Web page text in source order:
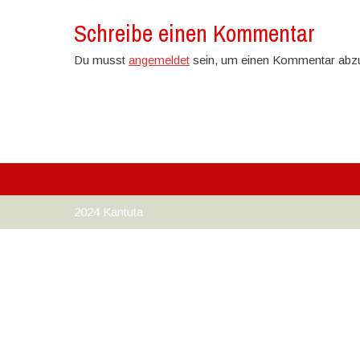
Schreibe einen Kommentar
Du musst angemeldetsein, um einen Kommentar
2024 Kantuta